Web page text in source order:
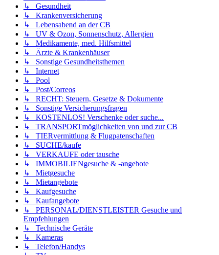
↳ Gesundheit
↳ Krankenversicherung
↳ Lebensabend an der CB
↳ UV & Ozon, Sonnenschutz, Allergien
↳ Medikamente, med. Hilfsmittel
↳ Ärzte & Krankenhäuser
↳ Sonstige Gesundheitsthemen
↳ Internet
↳ Pool
↳ Post/Correos
↳ RECHT: Steuern, Gesetze & Dokumente
↳ Sonstige Versicherungsfragen
↳ KOSTENLOS! Verschenke oder suche...
↳ TRANSPORTmöglichkeiten von und zur CB
↳ TIERvermittlung & Flugpatenschaften
↳ SUCHE/kaufe
↳ VERKAUFE oder tausche
↳ IMMOBILIENgesuche & -angebote
↳ Mietgesuche
↳ Mietangebote
↳ Kaufgesuche
↳ Kaufangebote
↳ PERSONAL/DIENSTLEISTER Gesuche und
Empfehlungen
↳ Technische Geräte
↳ Kameras
↳ Telefon/Handys